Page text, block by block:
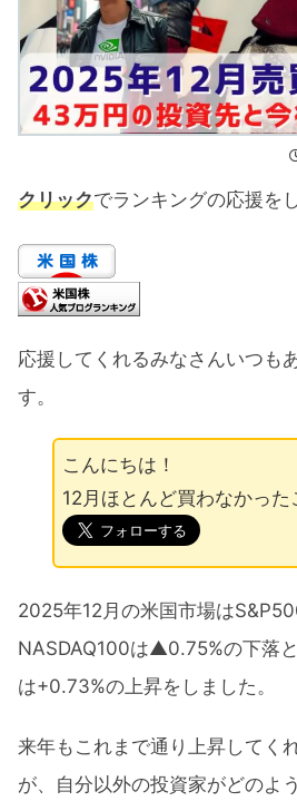
クリックでランキングの応援を
応援してくれるみなさんいつも
す。
こんにちは！
12月ほとんど買わなかった
2025年12月の米国市場は
NASDAQ100は▲0.75%の下落
は+0.73%の上昇をしました。
来年もこれまで通り上昇してく
が、自分以外の投資家がどのよ